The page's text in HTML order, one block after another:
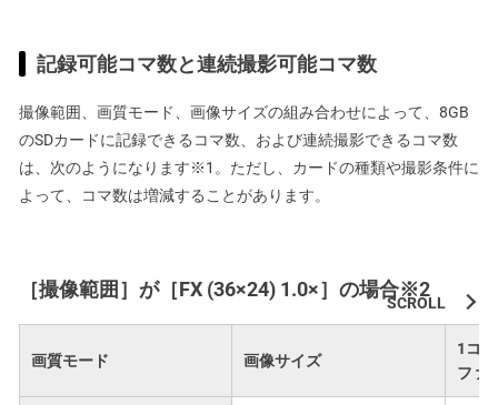
記録可能コマ数と連続撮影可能コマ数
撮像範囲、画質モード、画像サイズの組み合わせによって、8GB
のSDカードに記録できるコマ数、および連続撮影できるコマ数
は、次のようになります※1。ただし、カードの種類や撮影条件に
よって、コマ数は増減することがあります。
［撮像範囲］が［FX (36×24) 1.0×］の場合※2
画質モード 画像サイズ
1コ
ファ